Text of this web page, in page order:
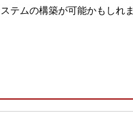
テムの構築が可能かもしれま